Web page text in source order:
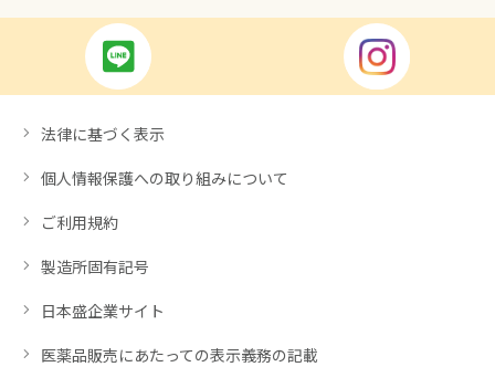
法律に基づく表示
個人情報保護への取り組みについて
ご利用規約
製造所固有記号
日本盛企業サイト
医薬品販売にあたっての表示義務の記載